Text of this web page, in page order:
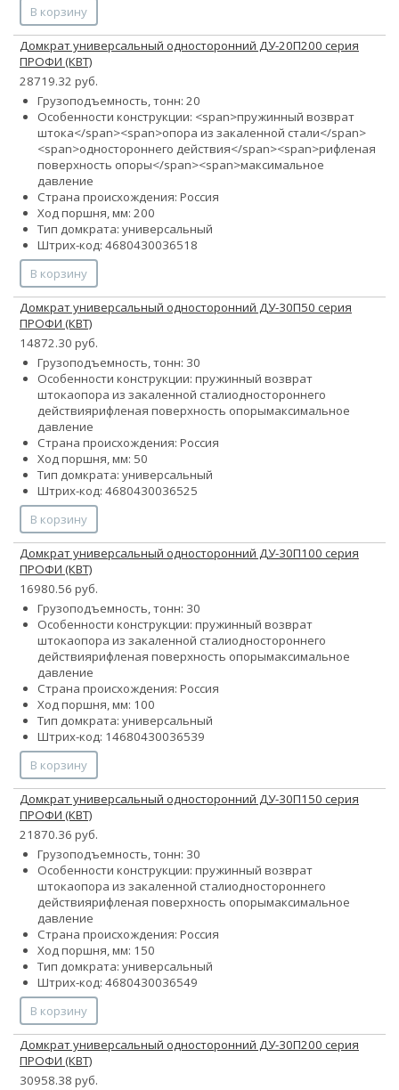
В корзину
Домкрат универсальный односторонний ДУ-20П200 серия
ПРОФИ (КВТ)
28719.32 руб.
Грузоподъемность, тонн: 20
Особенности конструкции: <span>пружинный возврат
штока</span><span>опора из закаленной стали</span>
<span>одностороннего действия</span><span>рифленая
поверхность опоры</span><span>максимальное
давление
Страна происхождения: Россия
Ход поршня, мм: 200
Тип домкрата: универсальный
Штрих-код: 4680430036518
В корзину
Домкрат универсальный односторонний ДУ-30П50 серия
ПРОФИ (КВТ)
14872.30 руб.
Грузоподъемность, тонн: 30
Особенности конструкции: пружинный возврат
штокаопора из закаленной сталиодностороннего
действиярифленая поверхность опорымаксимальное
давление
Страна происхождения: Россия
Ход поршня, мм: 50
Тип домкрата: универсальный
Штрих-код: 4680430036525
В корзину
Домкрат универсальный односторонний ДУ-30П100 серия
ПРОФИ (КВТ)
16980.56 руб.
Грузоподъемность, тонн: 30
Особенности конструкции: пружинный возврат
штокаопора из закаленной сталиодностороннего
действиярифленая поверхность опорымаксимальное
давление
Страна происхождения: Россия
Ход поршня, мм: 100
Тип домкрата: универсальный
Штрих-код: 14680430036539
В корзину
Домкрат универсальный односторонний ДУ-30П150 серия
ПРОФИ (КВТ)
21870.36 руб.
Грузоподъемность, тонн: 30
Особенности конструкции: пружинный возврат
штокаопора из закаленной сталиодностороннего
действиярифленая поверхность опорымаксимальное
давление
Страна происхождения: Россия
Ход поршня, мм: 150
Тип домкрата: универсальный
Штрих-код: 4680430036549
В корзину
Домкрат универсальный односторонний ДУ-30П200 серия
ПРОФИ (КВТ)
30958.38 руб.